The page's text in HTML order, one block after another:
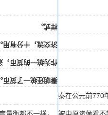
秦在公元前770
国的圆形方孔钱，
进各民族地区的经
铜钱都仿照秦朝的
样式。